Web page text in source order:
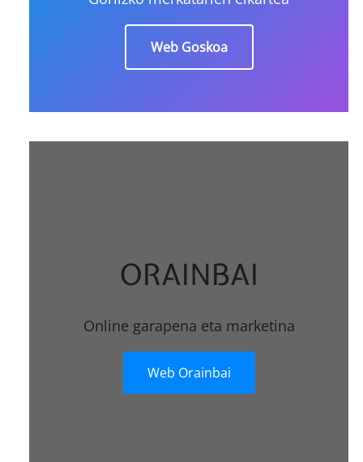
Web Goskoa
ORAINBAI
Online garapena eta marketina
Web Orainbai